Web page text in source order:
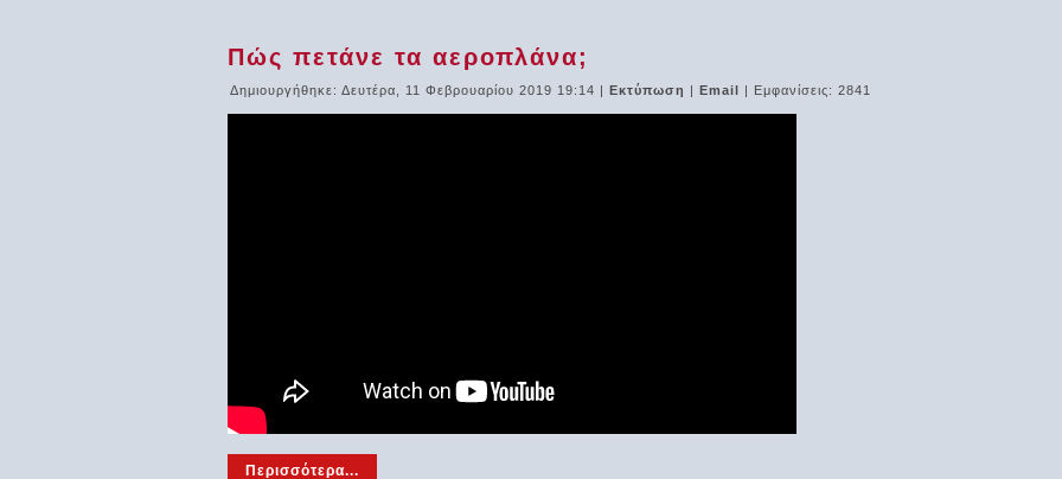
Πώς πετάνε τα αεροπλάνα;
Δημιουργήθηκε: Δευτέρα, 11 Φεβρουαρίου 2019 19:14 | Εκτύπωση | Email | Εμφανίσεις: 2841
Περισσότερα...